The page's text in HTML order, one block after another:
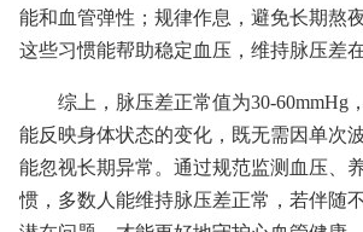
能和血管弹性；规律作息，避免长期熬
这些习惯能帮助稳定血压，维持脉压差
综上，脉压差正常值为30-60mmHg
能反映身体状态的变化，既无需因单次
能忽视长期异常。通过规范监测血压、
惯，多数人能维持脉压差正常，若伴随